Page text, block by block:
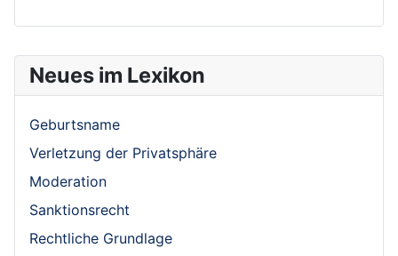
Neues im Lexikon
Geburtsname
Verletzung der Privatsphäre
Moderation
Sanktionsrecht
Rechtliche Grundlage